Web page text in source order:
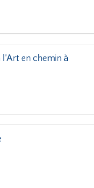
l'Art en chemin à